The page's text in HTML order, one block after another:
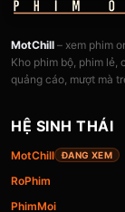
MotChill – xem phim
Kho phim bộ, phim lẻ,
quảng cáo, mượt mà
HỆ SINH THÁI
MotChill ĐANG XEM
RoPhim
PhimMoi